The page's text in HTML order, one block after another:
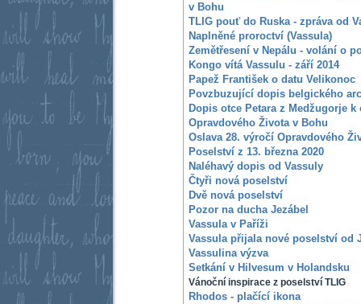
v Bohu
TLIG pouť do Ruska - zpráva od
Naplněné proroctví (Vassula)
Zemětřesení v Nepálu - volání o
Kongo vítá Vassulu - září 2014
Papež František o datu Velikonoc
Povzbuzující dopis belgického
Dopis otce Petara z Medžugorje
Opravdového Života v Bohu
Oslava 28. výročí Opravdového
Poselství z 13. března 2020
Naléhavý dopis od Vassuly
Čtyři nová poselství
Dvě nová poselství
Pozor na ducha Jezábel
Vassula v Paříži
Vassula přijala nové poselství od
Vassulina výzva
Setkání v Hilvesum v Holandsku
Vánoční inspirace z poselství TLIG
Rhodos - plačící ikona